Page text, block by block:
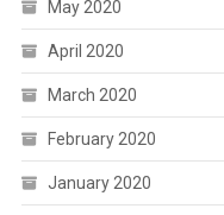
May 2020
April 2020
March 2020
February 2020
January 2020